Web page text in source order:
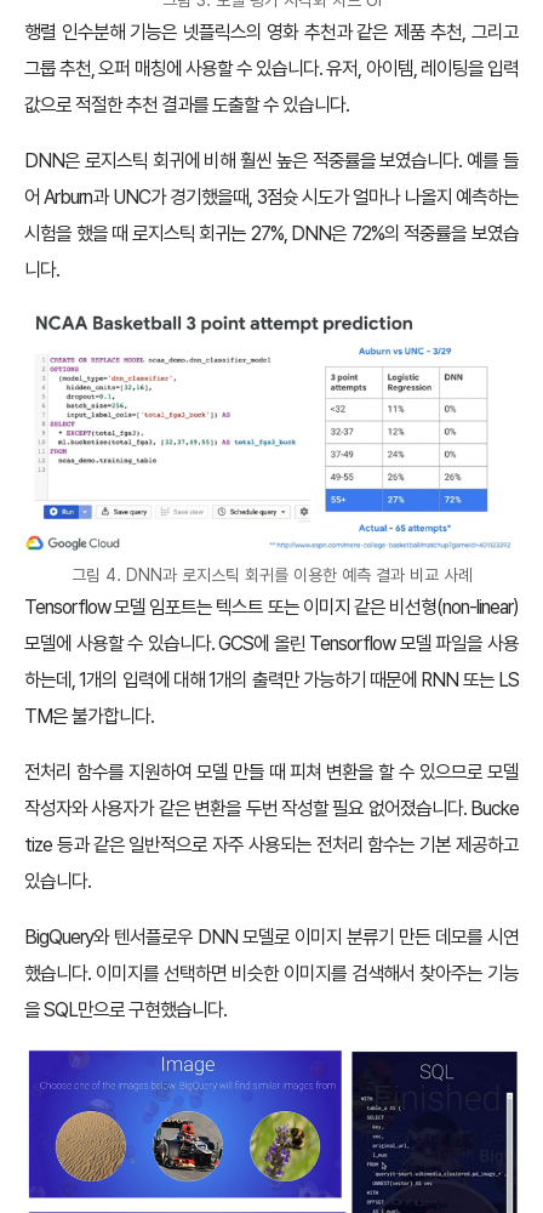
행렬 인수분해 기능은 넷플릭스의 영화 추천과 같은 제품 추천, 그리고
그룹 추천, 오퍼 매칭에 사용할 수 있습니다. 유저, 아이템, 레이팅을 입력
값으로 적절한 추천 결과를 도출할 수 있습니다.
DNN은 로지스틱 회귀에 비해 훨씬 높은 적중률을 보였습니다. 예를 들
어 Arburn과 UNC가 경기했을때, 3점슛 시도가 얼마나 나올지 예측하는
시험을 했을 때 로지스틱 회귀는 27%, DNN은 72%의 적중률을 보였습
니다.
그림 4. DNN과 로지스틱 회귀를 이용한 예측 결과 비교 사례
Tensorflow 모델 임포트는 텍스트 또는 이미지 같은 비선형(non-linear)
모델에 사용할 수 있습니다. GCS에 올린 Tensorflow 모델 파일을 사용
하는데, 1개의 입력에 대해 1개의 출력만 가능하기 때문에 RNN 또는 LS
TM은 불가합니다.
전처리 함수를 지원하여 모델 만들 때 피쳐 변환을 할 수 있으므로 모델
작성자와 사용자가 같은 변환을 두번 작성할 필요 없어졌습니다. Bucke
tize 등과 같은 일반적으로 자주 사용되는 전처리 함수는 기본 제공하고
있습니다.
BigQuery와 텐서플로우 DNN 모델로 이미지 분류기 만든 데모를 시연
했습니다. 이미지를 선택하면 비슷한 이미지를 검색해서 찾아주는 기능
을 SQL만으로 구현했습니다.